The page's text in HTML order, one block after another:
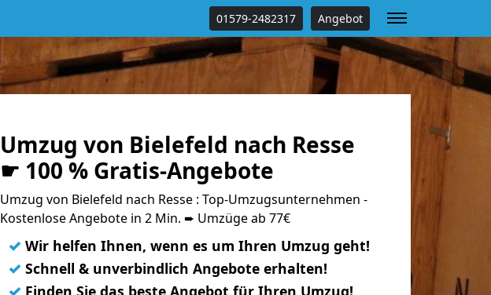
01579-2482317 Angebot
Umzug von Bielefeld nach Resse
☛ 100 % Gratis-Angebote
Umzug von Bielefeld nach Resse : Top-Umzugsunternehmen -
Kostenlose Angebote in 2 Min. ➨ Umzüge ab 77€
✓ Wir helfen Ihnen, wenn es um Ihren Umzug geht!
✓ Schnell & unverbindlich Angebote erhalten!
✓ Finden Sie das beste Angebot für Ihren Umzug!